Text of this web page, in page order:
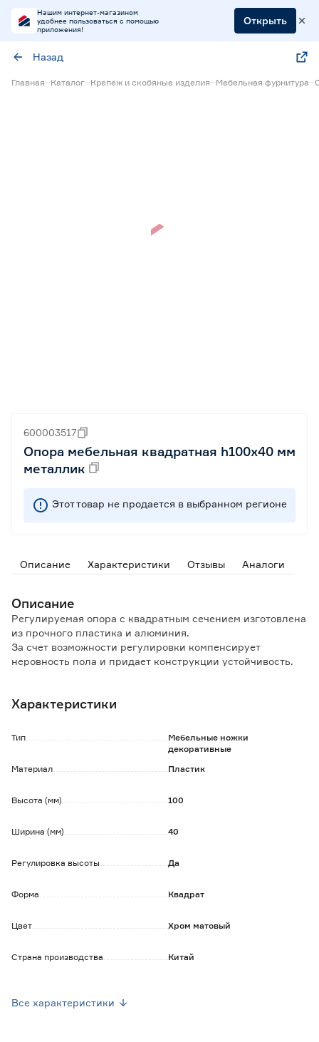
Нашим интернет-магазином
удобнее пользоваться с помощью
приложения!
Открыть
Назад
Главная Каталог Крепеж и скобяные изделия Мебельная фурнитура
600003517
Опора мебельная квадратная h100х40 мм
металлик
Этот товар не продается в выбранном регионе
Описание Характеристики Отзывы Аналоги
Описание
Регулируемая опора с квадратным сечением изготовлена
из прочного пластика и алюминия.
За счет возможности регулировки компенсирует
неровность пола и придает конструкции устойчивость.
Крепится ко дну корпусной мебели, для крепежа
Регулировка опоры осуществляется путем выкручивания
нижней части до нужной высоты.
Крепеж в комплект не входит (приобретается отдельно).
Характеристики
Тип
Мебельные ножки
декоративные
Материал
Пластик
Высота (мм) 100
Ширина (мм) 40
Регулировка высоты Да
Форма Квадрат
Цвет Хром матовый
Страна производства Китай
Все характеристики